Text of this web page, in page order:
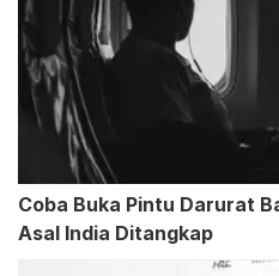
Coba Buka Pintu Darurat
Asal India Ditangkap